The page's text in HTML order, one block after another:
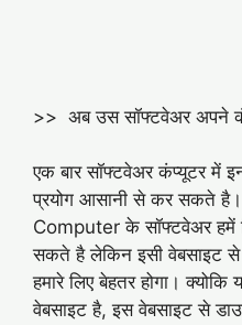
>> अब उस सॉफ्टवेअर अपने
एक बार सॉफ्टवेअर कंप्यूटर में
प्रयोग आसानी से कर सकते है।
Computer के सॉफ्टवेअर हमें
सकते है लेकिन इसी वेबसाइट से
हमारे लिए बेहतर होगा।
वेबसाइट है, इस वेबसाइट से